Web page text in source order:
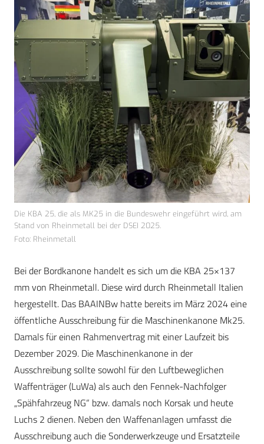
Die KBA 25, die als MK25 in die Bundeswehr eingeführt wird, am
Stand von Rheinmetall bei der DSEI 2025.
Foto: Rheinmetall
Bei der Bordkanone handelt es sich um die KBA 25×137
mm von Rheinmetall. Diese wird durch Rheinmetall Italien
hergestellt. Das BAAINBw hatte bereits im März 2024 eine
öffentliche Ausschreibung für die Maschinenkanone Mk25.
Damals für einen Rahmenvertrag mit einer Laufzeit bis
Dezember 2029. Die Maschinenkanone in der
Ausschreibung sollte sowohl für den Luftbeweglichen
Waffenträger (LuWa) als auch den Fennek-Nachfolger
„Spähfahrzeug NG“ bzw. damals noch Korsak und heute
Luchs 2 dienen. Neben den Waffenanlagen umfasst die
Ausschreibung auch die Sonderwerkzeuge und Ersatzteile